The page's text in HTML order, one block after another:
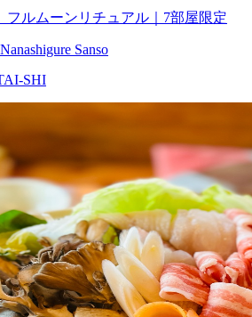
フルムーンリチュアル｜7部屋限定
Sanso
SHI